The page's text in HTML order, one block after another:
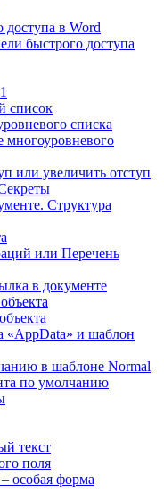
в Word
быстрого доступа
список
списка
или увеличить отступ
Структура
или Перечень
в документе
«AppData» и шаблон
в шаблоне Normal
по умолчанию
текст
поля
особая форма